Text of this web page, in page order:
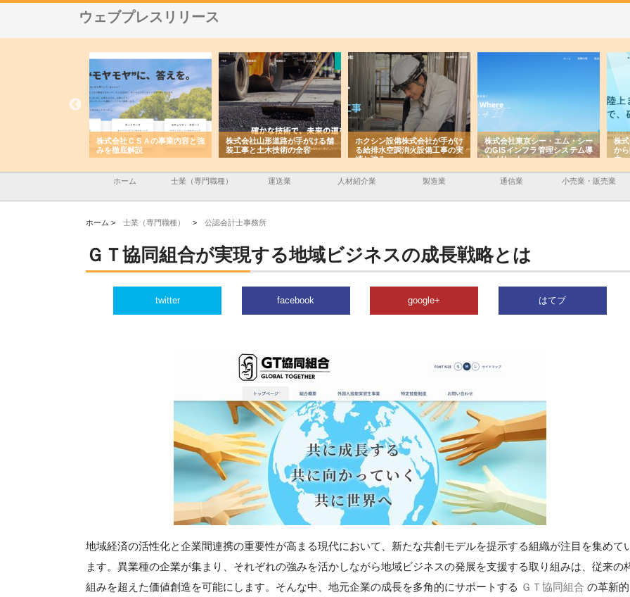
ウェブプレスリリース
株式会社ＣＳＡの事業内容と強
みを徹底解説
株式会社山形道路が手がける舗
装工事と土木技術の全容
ホクシン設備株式会社が手がけ
る給排水空調消火設備工事の実
績と強み
株式会社東京シー・エム・シー
のGISインフラ管理システム導
入メリット
株
か
由
ホーム 士業（専門職種） 運送業 人材紹介業 製造業 通信業 小売業・販売業
ホーム > 士業（専門職種） > 公認会計士事務所
ＧＴ協同組合が実現する地域ビジネスの成長戦略とは
twitter facebook google+ はてブ
地域経済の活性化と企業間連携の重要性が高まる現代において、新たな共創モデルを提示する組織が注目を集めて
ます。異業種の企業が集まり、それぞれの強みを活かしながら地域ビジネスの発展を支援する取り組みは、従来の
組みを超えた価値創造を可能にします。そんな中、地元企業の成長を多角的にサポートする ＧＴ協同組合 の革新的